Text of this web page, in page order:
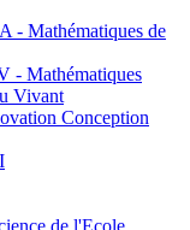
Mathématiques de
- Mathématiques
Vivant
Conception
de l'Ecole